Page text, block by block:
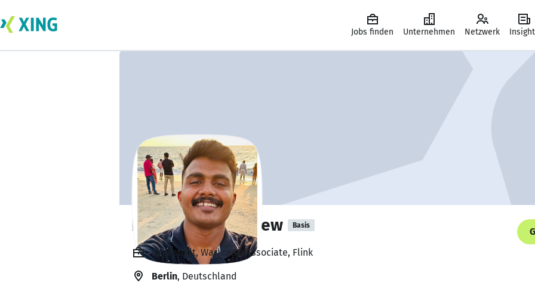
Jobs finden Unternehmen Netzwerk
Benjamin P mathew Basis
Angestellt, Warhouse Associate, Flink
Berlin, Deutschland